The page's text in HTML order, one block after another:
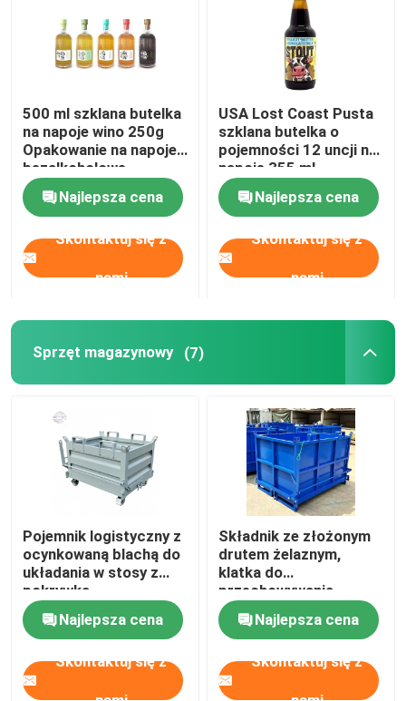
Puszki aluminiowe nadające się do recyklingu
Aluminiowe puszki na żywność
Niestandardowe etykiety naklejek
Maszyna do pakowania butelek dla zwierząt
Części zamienne Tetra Pak
500 ml szklana butelka
na napoje wino 250g
Opakowanie na napoje
bezalkoholowe
Najlepsza cena
Skontaktuj się z
nami
USA Lost Coast Pusta
szklana butelka o
pojemności 12 uncji na
napoje 355 ml
Najlepsza cena
Skontaktuj się z
nami
Sprzęt magazynowy (7)
Pojemnik logistyczny z
ocynkowaną blachą do
układania w stosy z
pokrywką
Najlepsza cena
Skontaktuj się z
Składnik ze złożonym
drutem żelaznym,
klatka do
przechowywania
materiałów
Najlepsza cena
Skontaktuj się z